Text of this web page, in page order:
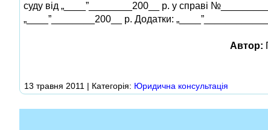
суду від „____”________200__ р. у справі
„____”________200__ р. Додатки:
Автор:
13 травня 2011 | Категорія: Юридична консультація